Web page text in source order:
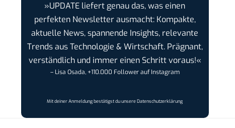
»UPDATE liefert genau das, was einen
perfekten Newsletter ausmacht: Kompakte,
aktuelle News, spannende Insights, relevante
Trends aus Technologie & Wirtschaft. Prägnant,
verständlich und immer einen Schritt voraus!«
– Lisa Osada, +110.000 Follower auf Instagram
Mit deiner Anmeldung bestätigst du unsereDatenschutzerklärung